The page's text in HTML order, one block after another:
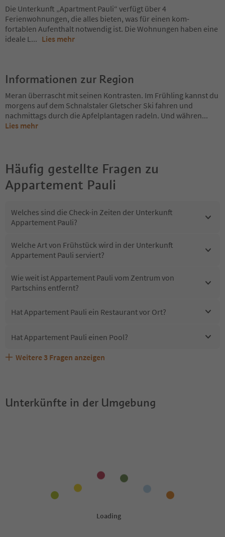
Die Unterkunft „Apartment Pauli“ verfügt über 4
Ferienwohnungen, die alles bieten, was für einen kom-
fortablen Aufenthalt notwendig ist. Die Wohnungen haben eine
ideale L... Lies mehr
Informationen zur Region
Meran überrascht mit seinen Kontrasten. Im Frühling kannst du
morgens auf dem Schnalstaler Gletscher Ski fahren und
nachmittags durch die Apfelplantagen radeln. Und währen...
Lies mehr
Häufig gestellte Fragen zu
Appartement Pauli
Welches sind die Check-in Zeiten der Unterkunft
Appartement Pauli?
Welche Art von Frühstück wird in der Unterkunft
Appartement Pauli serviert?
Wie weit ist Appartement Pauli vom Zentrum von
Partschins entfernt?
Hat Appartement Pauli ein Restaurant vor Ort?
Hat Appartement Pauli einen Pool?
Sind Haustiere in der Unterkunft Appartement Pauli
Welche Services bietet Appartement Pauli?
Erhalten die Gäste von Appartement Pauli einen Südtirol
Weitere 3 Fragen anzeigen
Unterkünfte in der Umgebung